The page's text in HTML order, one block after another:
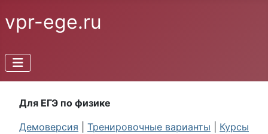
vpr-ege.ru
Для ЕГЭ по физике
Демоверсия
Тренировочные варианты
Курсы